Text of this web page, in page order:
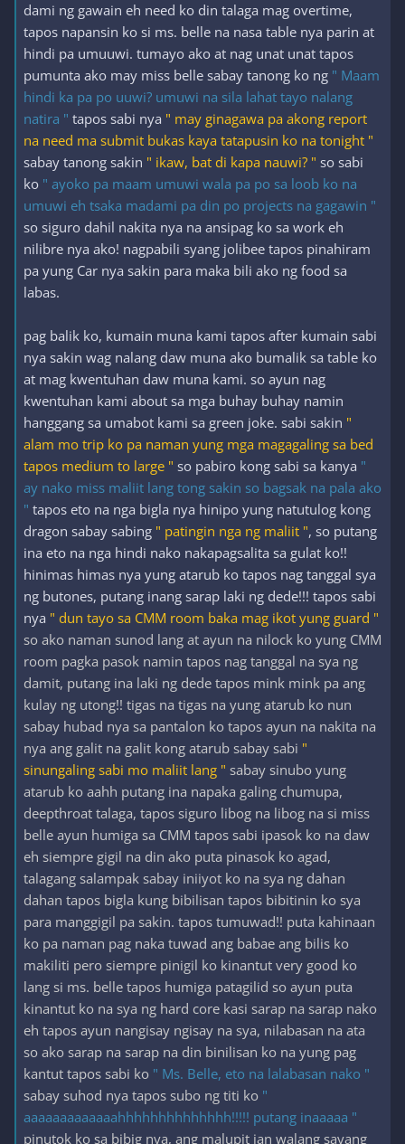
dami ng gawain eh need ko din talaga mag overtime,
tapos napansin ko si ms. belle na nasa table nya parin at
hindi pa umuuwi. tumayo ako at nag unat unat tapos
pumunta ako may miss belle sabay tanong ko ng " Maam
hindi ka pa po uuwi? umuwi na sila lahat tayo nalang
natira " tapos sabi nya " may ginagawa pa akong report
na need ma submit bukas kaya tatapusin ko na tonight "
sabay tanong sakin " ikaw, bat di kapa nauwi? " so sabi
ko " ayoko pa maam umuwi wala pa po sa loob ko na
umuwi eh tsaka madami pa din po projects na gagawin "
so siguro dahil nakita nya na ansipag ko sa work eh
nilibre nya ako! nagpabili syang jolibee tapos pinahiram
pa yung Car nya sakin para maka bili ako ng food sa
labas.
pag balik ko, kumain muna kami tapos after kumain sabi
nya sakin wag nalang daw muna ako bumalik sa table ko
at mag kwentuhan daw muna kami. so ayun nag
kwentuhan kami about sa mga buhay buhay namin
hanggang sa umabot kami sa green joke. sabi sakin "
alam mo trip ko pa naman yung mga magagaling sa bed
tapos medium to large " so pabiro kong sabi sa kanya "
ay nako miss maliit lang tong sakin so bagsak na pala ako
" tapos eto na nga bigla nya hinipo yung natutulog kong
dragon sabay sabing " patingin nga ng maliit ", so putang
ina eto na nga hindi nako nakapagsalita sa gulat ko!!
hinimas himas nya yung atarub ko tapos nag tanggal sya
ng butones, putang inang sarap laki ng dede!!! tapos sabi
nya " dun tayo sa CMM room baka mag ikot yung guard "
so ako naman sunod lang at ayun na nilock ko yung CMM
room pagka pasok namin tapos nag tanggal na sya ng
damit, putang ina laki ng dede tapos mink mink pa ang
kulay ng utong!! tigas na tigas na yung atarub ko nun
sabay hubad nya sa pantalon ko tapos ayun na nakita na
nya ang galit na galit kong atarub sabay sabi "
sinungaling sabi mo maliit lang " sabay sinubo yung
atarub ko aahh putang ina napaka galing chumupa,
deepthroat talaga, tapos siguro libog na libog na si miss
belle ayun humiga sa CMM tapos sabi ipasok ko na daw
eh siempre gigil na din ako puta pinasok ko agad,
talagang salampak sabay iniiyot ko na sya ng dahan
dahan tapos bigla kung bibilisan tapos bibitinin ko sya
para manggigil pa sakin. tapos tumuwad!! puta kahinaan
ko pa naman pag naka tuwad ang babae ang bilis ko
makiliti pero siempre pinigil ko kinantut very good ko
lang si ms. belle tapos humiga patagilid so ayun puta
kinantut ko na sya ng hard core kasi sarap na sarap nako
eh tapos ayun nangisay ngisay na sya, nilabasan na ata
so ako sarap na sarap na din binilisan ko na yung pag
kantut tapos sabi ko " Ms. Belle, eto na lalabasan nako "
sabay suhod nya tapos subo ng titi ko "
aaaaaaaaaaaaahhhhhhhhhhhhhh!!!!! putang inaaaaa "
pinutok ko sa bibig nya, ang malupit jan walang sayang